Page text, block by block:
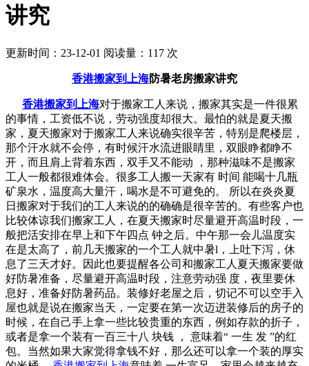
讲究
更新时间：23-12-01 阅读量：117 次
香港搬家到上海防暑老房搬家讲究
香港搬家到上海对于搬家工人来说，搬家其实是一件很累
的事情，工资低不说，劳动强度却很大。最怕的就是夏天搬
家，夏天搬家对于搬家工人来说确实很辛苦，特别是爬楼层，
那个汗水就不会停，有时候汗水流进眼睛里，双眼睁都睁不
开，而且肩上背着东西，双手又不能动 ，那种滋味不是搬家
工人一般都很难体会。很多工人搬一天家有 时间 能喝十几瓶
矿泉水，温度高大量汗，喝水是不可避免的。 所以在炎炎夏
日搬家对于我们的工人来说的的确确是很辛苦的。有些客户也
比较体谅我们搬家工人，在夏天搬家时尽量避开高温时段，一
般把活安排在早上和下午四点 钟之后。中午那一会儿温度实
在是太高了，前几天搬家的一个工人就中暑l，上吐下泻，休
息了三天才好。因此也要提醒各公司和搬家工人夏天搬家要做
好防暑准备，尽量避开高温时段，注意劳动强 度，夜里要休
息好，准备好防暑药品。装修好老屋之后，切记不可以空手入
屋也就是说在搬家当天，一定要在第一次迈进装修后的房子的
时候，在自己手上拿一些比较贵重的东西，例如存款的折子，
或者是拿一个装有一百三十八 块钱 ， 意味着“ 一生 发 ”的红
包。当然如果大家觉得拿钱不好，那么还可以拿一个装的厚实